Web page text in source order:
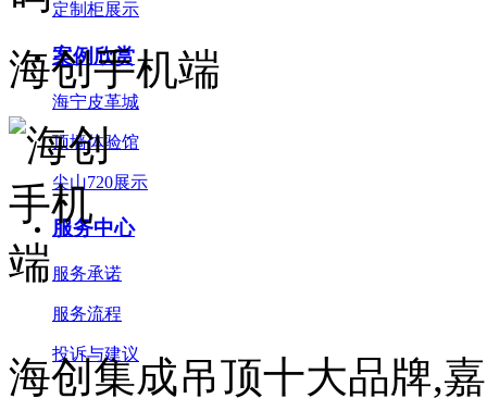
定制柜展示
案例欣赏
海宁皮革城
顶墙体验馆
尖山720展示
服务中心
服务承诺
服务流程
投诉与建议
海创手机端
海创集成吊顶十大品牌,